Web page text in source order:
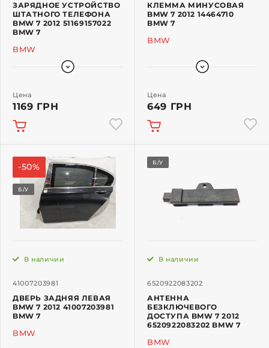
ЗАРЯДНОЕ УСТРОЙСТВО
ШТАТНОГО ТЕЛЕФОНА
BMW 7 2012 51169157022
BMW 7
BMW
Цена
1169 ГРН
КЛЕММА МИНУСОВАЯ
BMW 7 2012 14464710
BMW 7
BMW
Цена
649 ГРН
-50%
Б/У
41007203981
В наличии
ДВЕРЬ ЗАДНЯЯ ЛЕВАЯ
BMW 7 2012 41007203981
BMW 7
BMW
Б/У
6520922083202
В наличии
АНТЕННА
БЕЗКЛЮЧЕВОГО
ДОСТУПА BMW 7 2012
6520922083202 BMW 7
BMW